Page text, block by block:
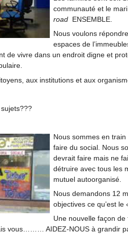
communauté et le
roadENSEMBLE.
Nous voulons
espaces de
de vivre dans un endroit digne et
aux institutions et aux
Nous sommes en
faire du social. Nous
devrait faire mais ne
détruire avec tous les
mutuel autoorganisé.
Nous demandons 12
objectives ce qu’est le
Une nouvelle façon
vous……… AIDEZ-NOUS à grandir